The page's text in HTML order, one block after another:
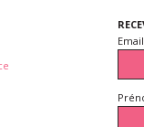
Email